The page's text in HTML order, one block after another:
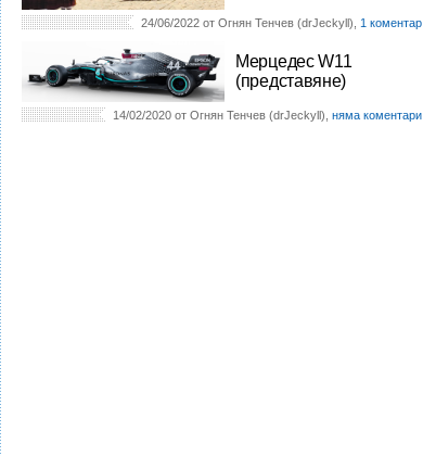
24/06/2022 от Огнян Тенчев (drJeckyll), 1 коментар
Мерцедес W11
(представяне)
14/02/2020 от Огнян Тенчев (drJeckyll), няма коментари